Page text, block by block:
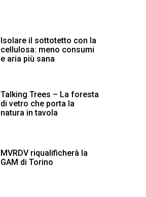
Isolare il sottotetto con la
cellulosa: meno consumi
e aria più sana
Talking Trees – La foresta
di vetro che porta la
natura in tavola
MVRDV riqualificherà la
GAM di Torino